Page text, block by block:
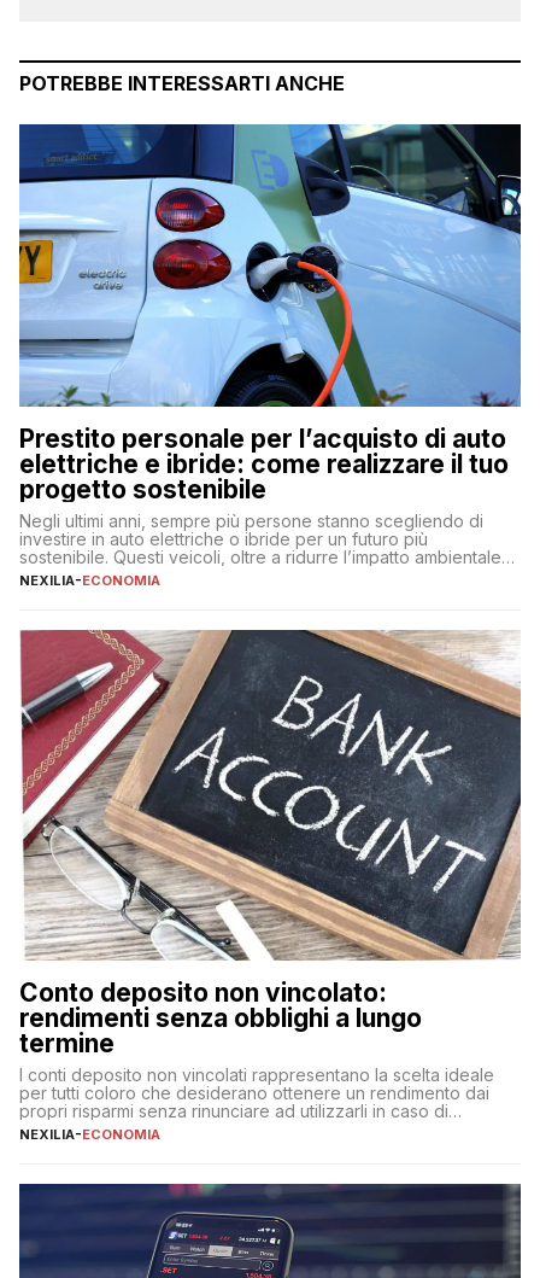
POTREBBE INTERESSARTI ANCHE
Prestito personale per l’acquisto di auto
elettriche e ibride: come realizzare il tuo
progetto sostenibile
Negli ultimi anni, sempre più persone stanno scegliendo di
investire in auto elettriche o ibride per un futuro più
sostenibile. Questi veicoli, oltre a ridurre l’impatto ambientale,
offrono vantaggi economici a lungo termine, come minori costi
fare se non […]
NEXILIA-ECONOMIA
Conto deposito non vincolato:
rendimenti senza obblighi a lungo
termine
I conti deposito non vincolati rappresentano la scelta ideale
per tutti coloro che desiderano ottenere un rendimento dai
propri risparmi senza rinunciare ad utilizzarli in caso di
necessità. A differenza delle forme vincolate tradizionali,
flessibilità e rendimento. Come funzionano […]
NEXILIA-ECONOMIA